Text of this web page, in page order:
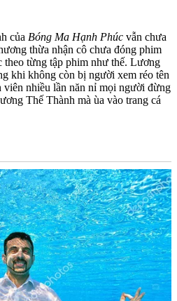
của Bóng Ma Hạnh Phúc vẫn chưa
thừa nhận cô chưa đóng phim
theo từng tập phim như thế. Lương
khi không còn bị người xem réo tên
viên nhiều lần năn nỉ mọi người đừng
Thế Thành mà ùa vào trang cá